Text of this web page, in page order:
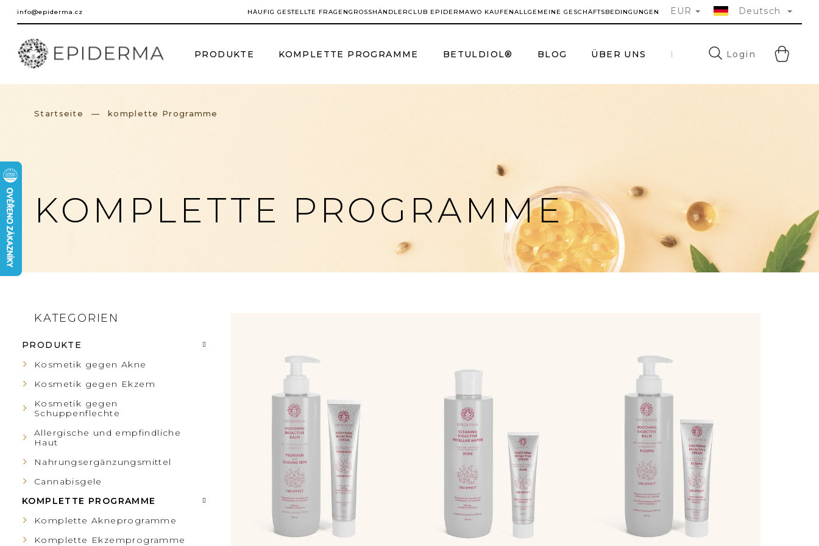
Inhalt
springen
info@epiderma.cz HÄUFIG GESTELLTE FRAGENGROSSHÄNDLERCLUB EPIDERMAWO KAUFENALLGEMEINE GESCHÄFTSBEDINGUNGEN EUR Deutsch
PRODUKTE KOMPLETTE PROGRAMME BETULDIOL® BLOG ÜBER UNS FAQ KONTAKTE
Login
Startseite komplette Programme
KOMPLETTE PROGRAMME
S
E
I
T
E
N
L
E
Kategorien
KATEGORIEN
PRODUKTE
Kosmetik gegen Akne
Kosmetik gegen Ekzem
Kosmetik gegen
Schuppenflechte
Allergische und empfindliche
Haut
Nahrungsergänzungsmittel
Cannabisgele
KOMPLETTE PROGRAMME
Komplette Akneprogramme
Komplette Ekzemprogramme